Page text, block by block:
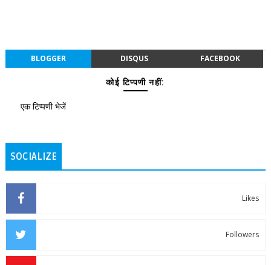
BLOGGER DISQUS FACEBOOK
कोई टिप्पणी नहीं:
एक टिप्पणी भेजें
SOCIALIZE
Likes
Followers